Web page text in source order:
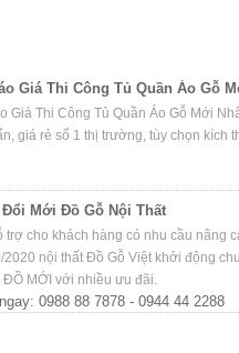
Giá Thi Công Tủ Quần Áo Gỗ
Giá Thi Công Tủ Quần Áo Gỗ Mới
giá rẻ số 1 thị trường, tùy chọn kích
Đổi Mới Đồ Gỗ Nội Thất
trợ cho khách hàng có nhu cầu nâng
2020 nội thất Đồ Gỗ Việt khởi động
MỚI với nhiều ưu đãi.
0988 88 7878 - 0944 44 2288